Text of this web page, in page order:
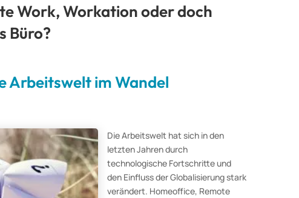
Work, Workation oder doch
Büro?
Arbeitswelt im Wandel
Die Arbeitswelt hat sich in den
letzten Jahren durch
technologische Fortschritte und
den Einfluss der Globalisierung stark
verändert. Homeoffice, Remote